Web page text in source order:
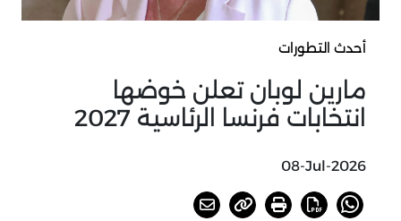
أحدث التطورات
مارين لوبان تعلن خوضها
انتخابات فرنسا الرئاسية 2027
08-Jul-2026